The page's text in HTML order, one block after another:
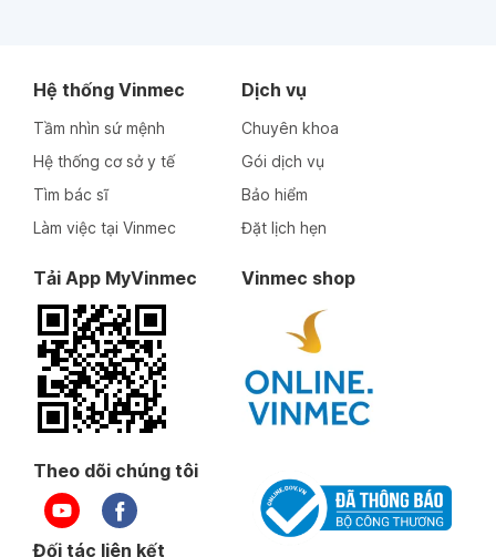
Hệ thống Vinmec
Tầm nhìn sứ mệnh
Hệ thống cơ sở y tế
Tìm bác sĩ
Làm việc tại Vinmec
Dịch vụ
Chuyên khoa
Gói dịch vụ
Bảo hiểm
Đặt lịch hẹn
Tải App MyVinmec Vinmec shop
Theo dõi chúng tôi
Đối tác liên kết